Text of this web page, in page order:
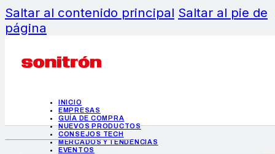
Saltar al contenido principal Saltar al pie de
página
INICIO
EMPRESAS
GUÍA DE COMPRA
NUEVOS PRODUCTOS
CONSEJOS TECH
MERCADOS Y TENDENCIAS
EVENTOS